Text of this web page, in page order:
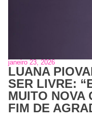
janeiro 23, 2026
LUANA
SER LIVRE:
MUITO NOVA
FIM DE